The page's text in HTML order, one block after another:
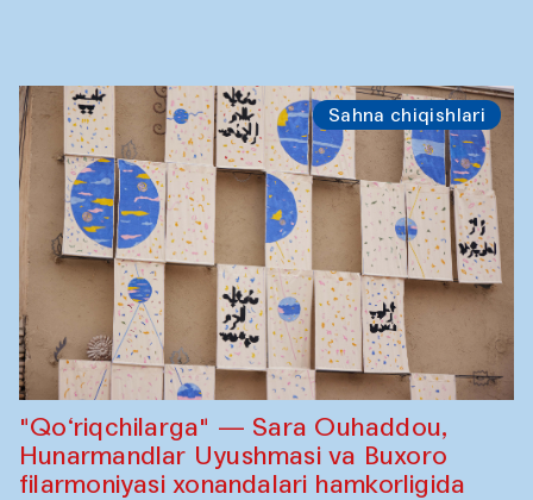
Sahna chiqishlari
"Qo‘riqchilarga" — Sara Ouhaddou,
Hunarmandlar Uyushmasi va Buxoro
filarmoniyasi xonandalari hamkorligida